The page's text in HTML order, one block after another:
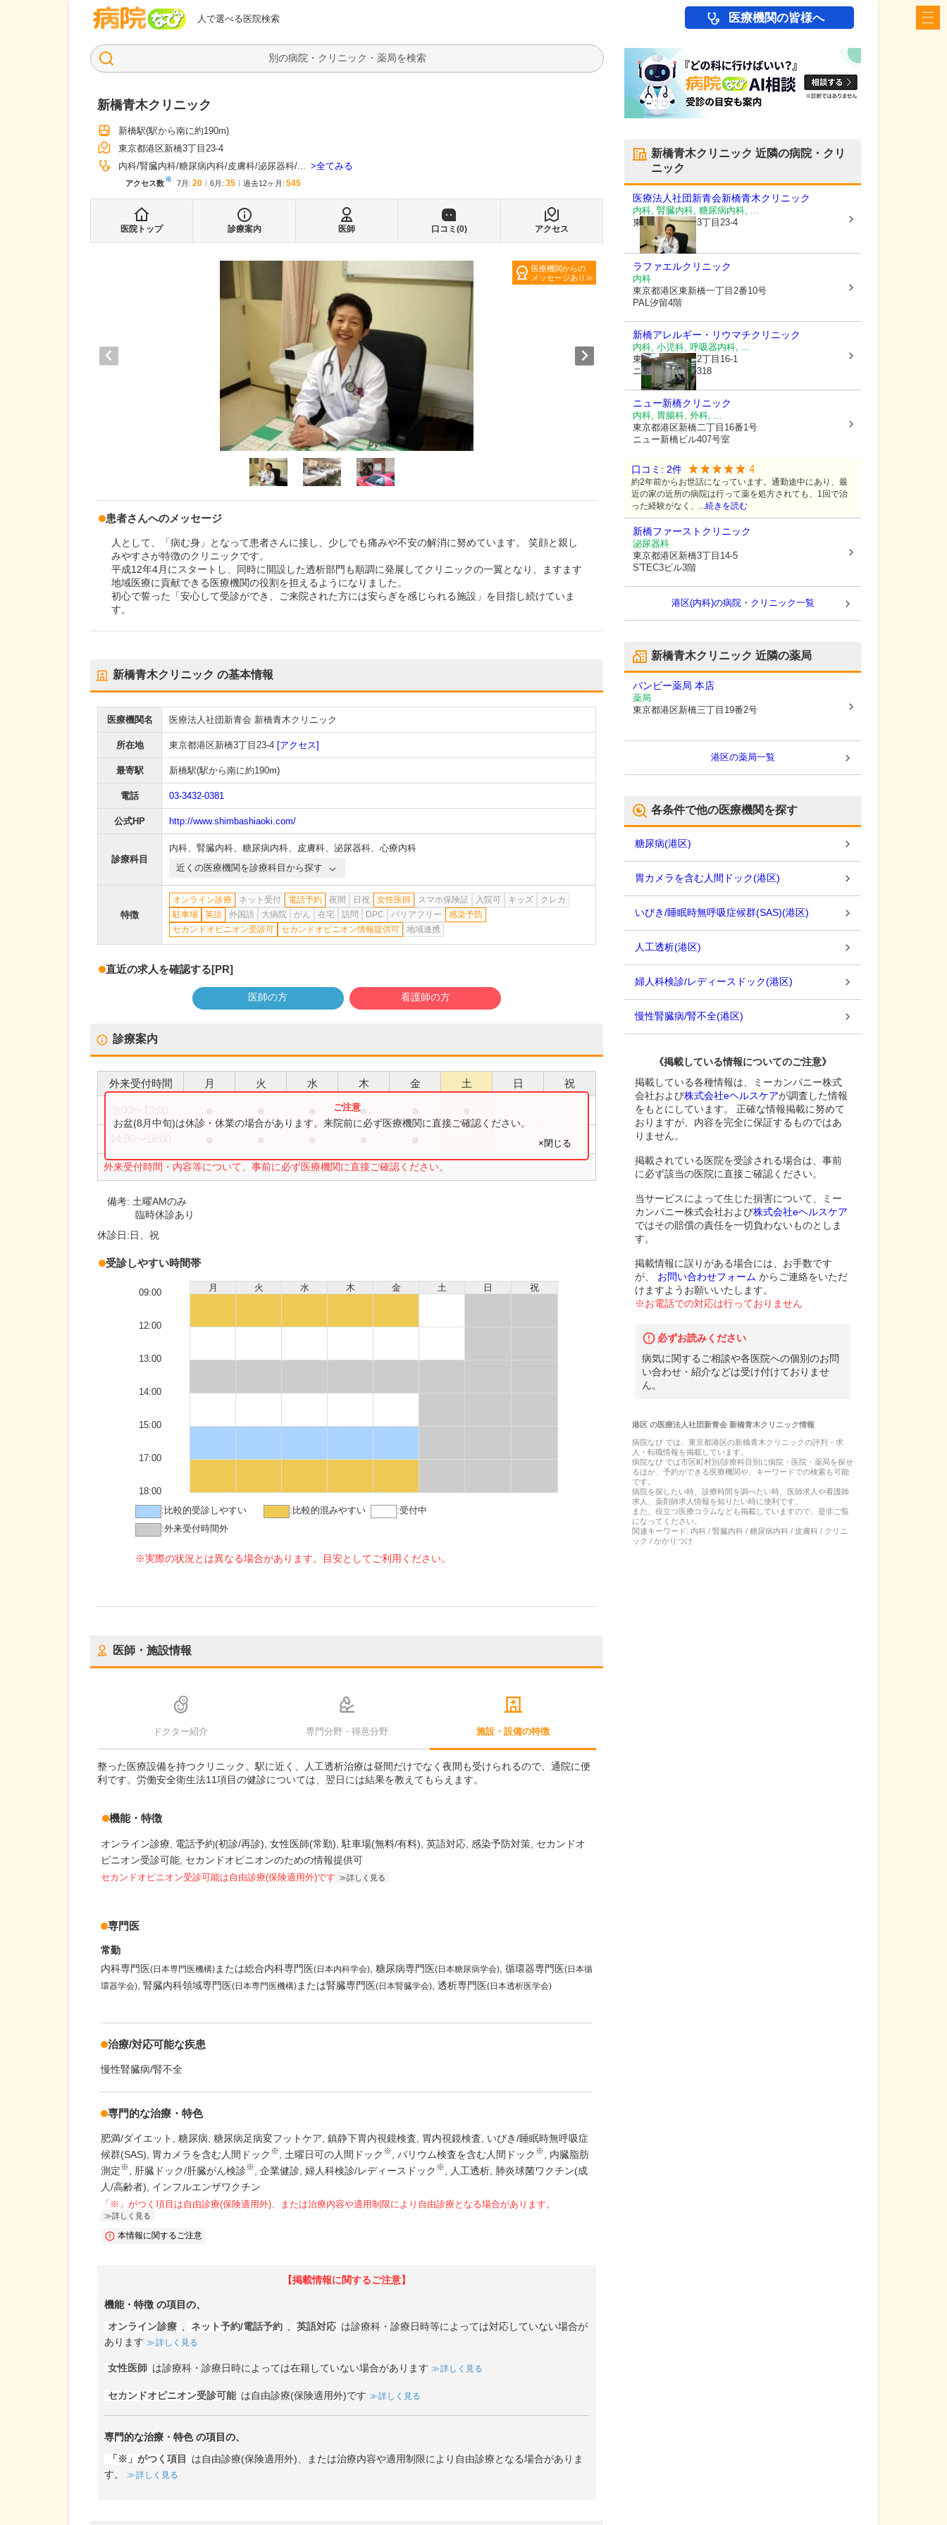
人で選べる医院検索
病院なび 医療機関の皆様へ
検索
新橋青木クリニック
新橋駅(駅から南に約190m)
東京都港区新橋3丁目23-4
内科 腎臓内科 糖尿病内科 皮膚科 泌尿器科 ... 全てみる
アクセス数※ 7月 : 20 6月 : 35 過去12ヶ月: 545
医院トップ 診療案内 医師 口コミ(0) アクセス
医療機関からの
メッセージあり
患者さんへのメッセージ
人として、「病む身」となって患者さんに接し、少しでも痛みや不安の解消に努めています。 笑顔と親し
みやすさが特徴のクリニックです。
平成12年4月にスタートし、同時に開設した透析部門も順調に発展してクリニックの一翼となり、ますます
地域医療に貢献できる医療機関の役割を担えるようになりました。
初心で誓った「安心して受診ができ、ご来院された方には安らぎを感じられる施設」を目指し続けていま
す。
新橋青木クリニック の基本情報
医療機関名 医療法人社団新青会 新橋青木クリニック
所在地 東京都港区新橋3丁目23-4 [アクセス]
最寄駅 新橋駅(駅から南に約190m)
電話 03-3432-0381
公式HP http://www.shimbashiaoki.com/
診療科目
内科、 腎臓内科、 糖尿病内科、 皮膚科、 泌尿器科、 心療内科
近くの医療機関を診療科目から探す
特徴
オンライン診療 ネット受付 電話予約 夜間 日祝 女性医師 スマホ保険証 入院可 キッズ
クレカ
駐車場
英語 外国語 大病院 がん 在宅 訪問 DPC バリアフリー
感染予防
セカンドオピニオン受診可
セカンドオピニオン情報提供可 地域連携
直近の求人を確認する[PR]
医師の方 看護師の方
診療案内
外来受付時間 月 火 水 木 金 土 日 祝
●
外来受付時間・内容等について、事前に必ず医療機関に直接ご確認ください。
お盆(8月中旬)は休診・休業の場合があります。来院前に必ず医療機関に直接ご確認ください。
×閉じる
備考: 土曜AMのみ
臨時休診あり
休診日:日、祝
受診しやすい時間帯
月 火 水 木 金 土 日 祝
09:00
12:00
13:00
14:00
15:00
17:00
18:00
: 比較的受診しやすい : 比較的混みやすい :受付中
:外来受付時間外
※実際の状況とは異なる場合があります。目安としてご利用ください。
医師・施設情報
ドクター紹介 専門分野・得意分野 施設・設備の特徴
整った医療設備を持つクリニック。駅に近く、人工透析治療は昼間だけでなく夜間も受けられるので、通院に便
利です。労働安全衛生法11項目の健診については、翌日には結果を教えてもらえます。
機能・特徴
オンライン診療 電話予約(初診/再診) 女性医師(常勤) 駐車場(無料/有料) 英語対応 感染予防対策 セカンドオ
ピニオン受診可能 セカンドオピニオンのための情報提供可
セカンドオピニオン受診可能は自由診療(保険適用外)です 詳しく見る
専門医
常勤
内科専門医(日本専門医機構) または総合内科専門医(日本内科学会) 糖尿病専門医(日本糖尿病学会) 循環器専門医(日本循
環器学会) 腎臓内科領域専門医(日本専門医機構) または腎臓専門医(日本腎臓学会) 透析専門医(日本透析医学会)
治療/対応可能な疾患
慢性腎臓病/腎不全
専門的な治療・特色
肥満/ダイエット 糖尿病 糖尿病足病変フットケア 鎮静下胃内視鏡検査 胃内視鏡検査
いびき/睡眠時無呼吸症
候群(SAS)
胃カメラを含む人間ドック ※ 土曜日可の人間ドック ※ バリウム検査を含む人間ドック ※
内臓脂肪
測定※ 肝臓ドック/肝臓がん検診※ 企業健診 婦人科検診/レディースドック ※ 人工透析 肺炎球菌ワクチン(成
人/高齢者)
インフルエンザワクチン
「※」がつく項目は自由診療(保険適用外)、または治療内容や適用制限により自由診療となる場合があります。
詳しく見る
本情報に関するご注意
【掲載情報に関するご注意】
機能・特徴 の項目の、
オンライン診療 , ネット予約/電話予約 , 英語対応 は診療科・診療日時等によっては対応していない場合が
あります
詳しく見る
女性医師 は診療科・診療日時によっては在籍していない場合があります 詳しく見る
セカンドオピニオン受診可能 は自由診療(保険適用外)です 詳しく見る
専門的な治療・特色の項目の、
「※」がつく項目
は自由診療(保険適用外)、または治療内容や適用制限により自由診療となる場合がありま
す。
詳しく見る
新橋青木クリニック 近隣の病院・クリ
ニック
医療法人社団新青会新橋青木クリニック
内科, 腎臓内科, 糖尿病内科, ...
東京都港区新橋3丁目23-4
ラファエルクリニック
内科
東京都港区東新橋一丁目2番10号
PAL汐留4階
新橋アレルギー・リウマチクリニック
内科, 小児科, 呼吸器内科, ...
東京都港区新橋2丁目16-1
ニュー新橋ビル318
ニュー新橋クリニック
内科, 胃腸科, 外科, ...
東京都港区新橋二丁目16番1号
ニュー新橋ビル407号室
口コミ: 2件 4
約2年前からお世話になっています。通勤途中にあり、最
近の家の近所の病院は行って薬を処方されても、1回で治
った経験がなく、...続きを読む
新橋ファーストクリニック
泌尿器科
東京都港区新橋3丁目14-5
S'TEC3ビル3階
港区(内科)の病院・クリニック一覧
新橋青木クリニック 近隣の薬局
バンビー薬局 本店
薬局
東京都港区新橋三丁目19番2号
港区の薬局一覧
各条件で他の医療機関を探す
糖尿病(港区)
胃カメラを含む人間ドック(港区)
いびき/睡眠時無呼吸症候群(SAS)(港区)
人工透析(港区)
婦人科検診/レディースドック(港区)
慢性腎臓病/腎不全(港区)
《掲載している情報についてのご注意》
掲載している各種情報は、ミーカンパニー株式
会社および株式会社eヘルスケアが調査した情報
をもとにしています。 正確な情報掲載に努めて
おりますが、内容を完全に保証するものではあ
りません。
掲載されている医院を受診される場合は、事前
に必ず該当の医院に直接ご確認ください。
当サービスによって生じた損害について、ミー
カンパニー株式会社および株式会社eヘルスケア
ではその賠償の責任を一切負わないものとしま
す。
掲載情報に誤りがある場合には、お手数です
が、
お問い合わせフォーム からご連絡をいただ
けますようお願いいたします。
※お電話での対応は行っておりません
必ずお読みください
病気に関するご相談や各医院への個別のお問
い合わせ・紹介などは受け付けておりませ
ん。
港区の医療法人社団新青会 新橋青木クリニック情報
病院なび では、 東京都港区の新橋青木クリニックの評判・求
人・転職情報を掲載しています。
病院なび では市区町村別/診療科目別に病院・医院・薬局を探せ
るほか、予約ができる医療機関や、キーワードでの検索も可能
です。
病院を探したい時、診療時間を調べたい時、医師求人や看護師
求人、薬剤師求人情報を知りたい時に便利です。
また、役立つ医療コラムなども掲載していますので、是非ご覧
になってください。
関連キーワード: 内科 / 腎臓内科 / 糖尿病内科 / 皮膚科 / クリニ
ック / かかりつけ